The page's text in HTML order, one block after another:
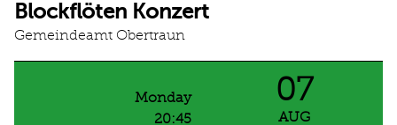
Blockflöten Konzert
Gemeindeamt Obertraun
Monday
20:45
07
AUG